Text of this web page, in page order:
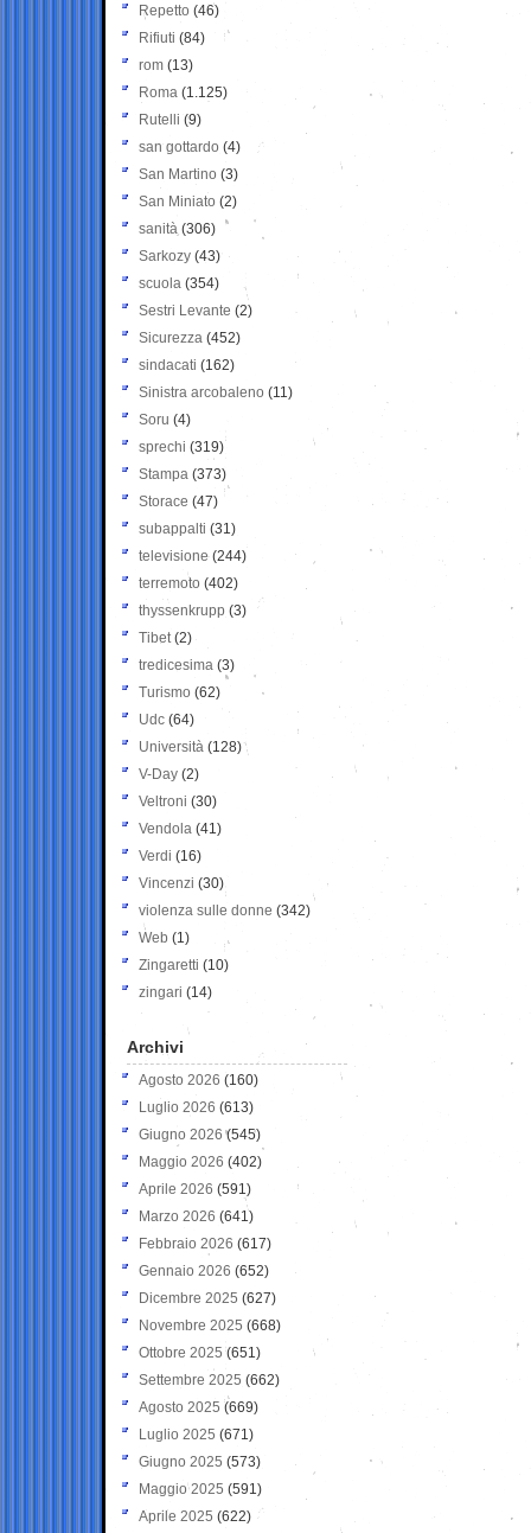
Repetto (46)
Rifiuti (84)
rom (13)
Roma (1.125)
Rutelli (9)
san gottardo (4)
San Martino (3)
San Miniato (2)
sanità (306)
Sarkozy (43)
scuola (354)
Sestri Levante (2)
Sicurezza (452)
sindacati (162)
Sinistra arcobaleno (11)
Soru (4)
sprechi (319)
Stampa (373)
Storace (47)
subappalti (31)
televisione(244)
terremoto (402)
thyssenkrupp (3)
Tibet(2)
tredicesima (3)
Turismo (62)
Udc (64)
Università (128)
V-Day (2)
Veltroni (30)
Vendola (41)
Verdi (16)
Vincenzi (30)
violenza sulle donne (342)
Web (1)
Zingaretti (10)
zingari (14)
Archivi
Agosto 2026 (160)
Luglio 2026 (613)
Giugno 2026 (545)
Maggio 2026 (402)
Aprile 2026 (591)
Marzo 2026 (641)
Febbraio 2026 (617)
Gennaio 2026 (652)
Dicembre 2025 (627)
Novembre 2025 (668)
Ottobre 2025 (651)
Settembre 2025 (662)
Agosto 2025 (669)
Luglio 2025 (671)
Giugno 2025 (573)
Maggio 2025 (591)
Aprile 2025 (622)